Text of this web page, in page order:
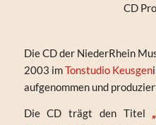
CD
Die CD der NiederRhein
2003 imTonstudio Keusgen
aufgenommen und
Die CD trägt den Titel